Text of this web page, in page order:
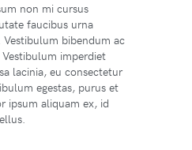
non mi cursus
faucibus urna
bibendum ac
imperdiet
lacinia, eu consectetur
egestas, purus et
ipsum aliquam ex, id